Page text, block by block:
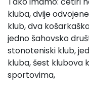
kluba, dvije
klub, dva
jedno šahovsko
stonoteniski klub,
kluba, šest klubova
sportovima,